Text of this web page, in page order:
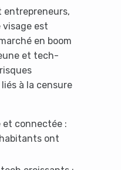
entrepreneurs,
visage est
en boom
et tech-
à la censure
et connectée :
ont